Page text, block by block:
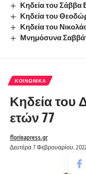
Κηδεία του Σάββα
Κηδεία του
Κηδεία του
Μνημόσυνα
ΚΟΙΝΩΝΙΚΆ
Κηδεία του
ετών 77
Δευτέρα 7 Φεβρουαρίου,
florinapress.gr